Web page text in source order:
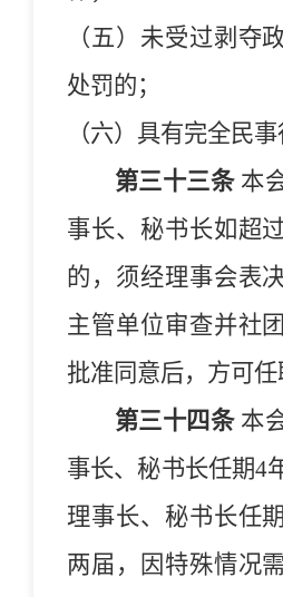
（五）未受过剥夺
处罚的；
（六）具有完全民
第三十三条本
事长、秘书长如超
的，须经理事会表
主管单位审查并社
批准同意后，方可任
第三十四条本
事长、秘书长任期4
理事长、秘书长任
两届 ，
因特殊情况